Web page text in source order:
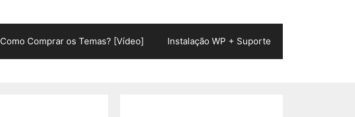
Como Comprar os Temas? [Vídeo] Instalação WP + Suporte